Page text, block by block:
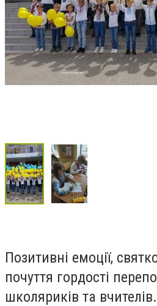
Позитивні емоції,
почуття гордості
школяриків та вчителів.